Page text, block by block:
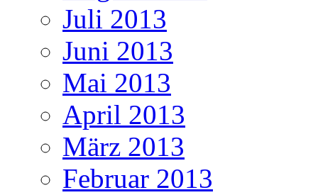
Juli 2013
Juni 2013
Mai 2013
April 2013
März 2013
Februar 2013